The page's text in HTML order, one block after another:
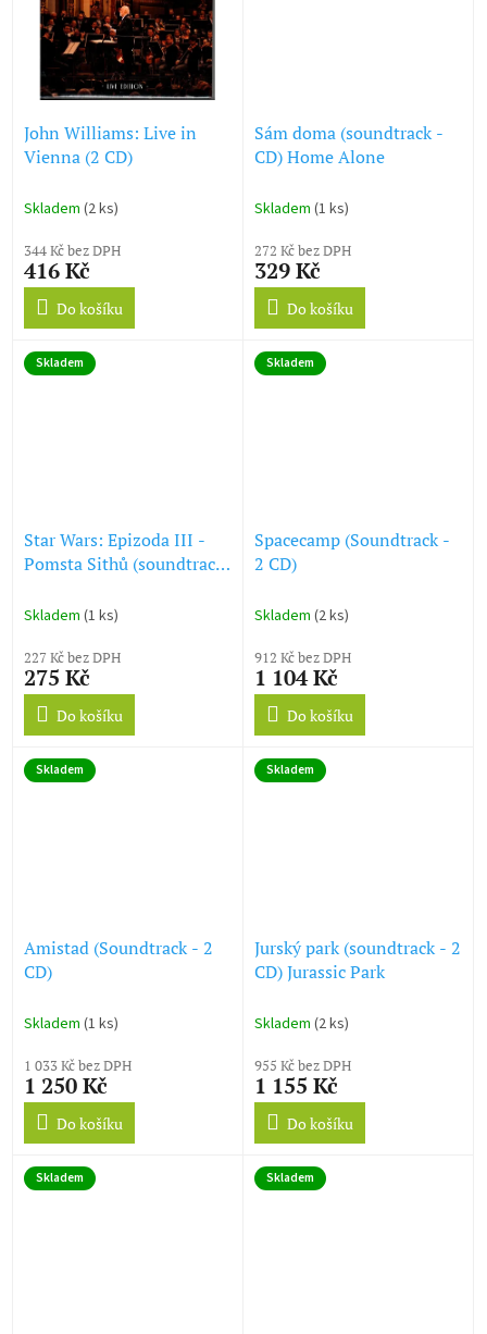
John Williams: Live in
Vienna (2 CD)
Skladem (2 ks)
344 Kč bez DPH
416 Kč
Do košíku
Sám doma (soundtrack -
CD) Home Alone
Skladem (1 ks)
272 Kč bez DPH
329 Kč
Do košíku
Skladem
Star Wars: Epizoda III -
Pomsta Sithů (soundtrack
Episode III - Revenge of
Skladem (1 ks)
227 Kč bez DPH
275 Kč
Do košíku
Skladem
Spacecamp (Soundtrack -
2 CD)
Skladem (2 ks)
912 Kč bez DPH
1 104 Kč
Do košíku
Skladem
Amistad (Soundtrack - 2
CD)
Skladem (1 ks)
1 033 Kč bez DPH
1 250 Kč
Do košíku
Skladem
Jurský park (soundtrack - 2
CD) Jurassic Park
Skladem (2 ks)
955 Kč bez DPH
1 155 Kč
Do košíku
Skladem Skladem